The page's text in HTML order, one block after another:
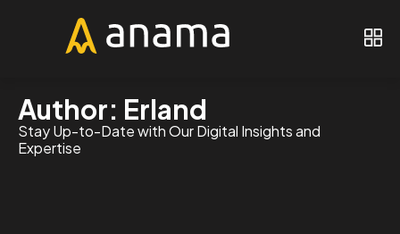
Author: Erland
Stay Up-to-Date with Our Digital Insights and
Expertise​